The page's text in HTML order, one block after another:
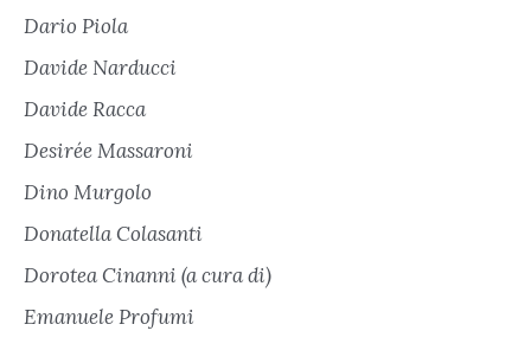
Dario Piola
Davide Narducci
Davide Racca
Desirée Massaroni
Dino Murgolo
Donatella Colasanti
Dorotea Cinanni (a cura di)
Emanuele Profumi